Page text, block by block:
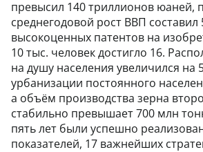
превысил 140 триллионов юаней,
среднегодовой рост ВВП составил
высокоценных патентов на
10 тыс. человек достигло 16.
на душу населения увеличился на
урбанизации постоянного
а объём производства зерна
стабильно превышает 700 млн
пять лет были успешно
показателей, 17 важнейших